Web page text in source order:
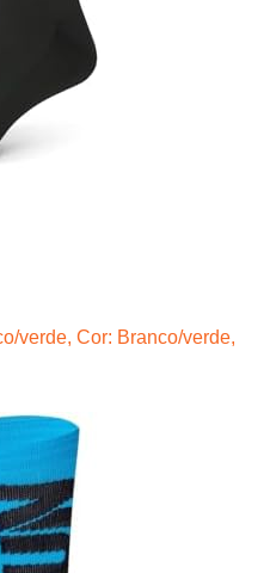
verde, Cor: Branco/verde,